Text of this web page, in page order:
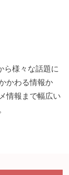
ら様々な話題に
かわる情報か
情報まで幅広い